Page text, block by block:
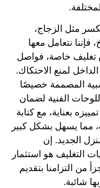
مثل الزجاج،
فإننا نتعامل معها
تغليف خاصة، فواصل
لمنع الاحتكاك.
المصممة خصيصًا
الفنية لضمان
بعناية، مع كتابة
مما يسهل بشكل كبير
الجديد. إن
التغليف هو استثمار
من التزامنا بتقديم
شائبة.